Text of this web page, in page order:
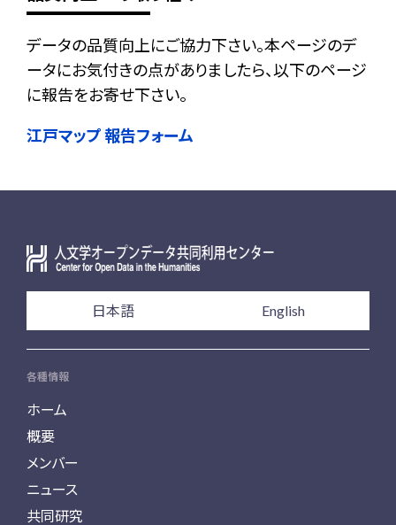
データの品質向上にご協力下さい。本ページのデ
ータにお気付きの点がありましたら、以下のページ
に報告をお寄せ下さい。
江戸マップ 報告フォーム
日本語 English
各種情報
ホーム
概要
メンバー
ニュース
共同研究